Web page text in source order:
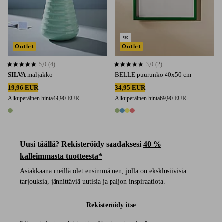
SILVA maljakko
19,96 EUR
Alkuperäinen hinta49,90 EUR
1 väri
5,0 perustuen 4 arvosanaan
5,0 (4)
Outlet
Uusi täällä? Rekisteröidy saadaksesi 40 %
kalleimmasta tuotteesta*
Asiakkaana meillä olet ensimmäinen, jolla on eksklusiivisia
tarjouksia, jännittäviä uutisia ja paljon inspiraatiota.
Rekisteröidy itse
BELLE puurunko 40x50 cm
34,95 EUR
Alkuperäinen hinta69,90 EUR
4 värejä
3,0 perustuen 2 arvosanaan
3,0 (2)
Outlet